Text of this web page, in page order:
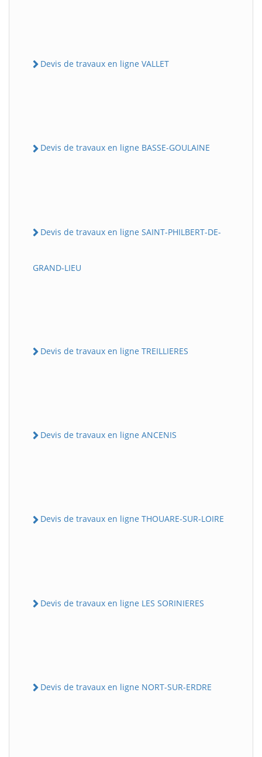
Devis de travaux en ligne VALLET
Devis de travaux en ligne BASSE-GOULAINE
Devis de travaux en ligne SAINT-PHILBERT-DE-
GRAND-LIEU
Devis de travaux en ligne TREILLIERES
Devis de travaux en ligne ANCENIS
Devis de travaux en ligne THOUARE-SUR-LOIRE
Devis de travaux en ligne LES SORINIERES
Devis de travaux en ligne NORT-SUR-ERDRE